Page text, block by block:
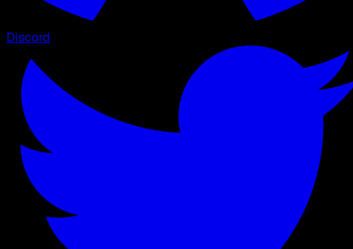
Discord